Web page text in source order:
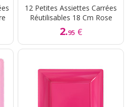
12 Petites Assiettes Carrées
Réutilisables 18 Cm Rose
2.95 €